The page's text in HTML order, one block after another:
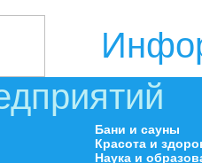
Бани и сауны
Красота и
Наука и